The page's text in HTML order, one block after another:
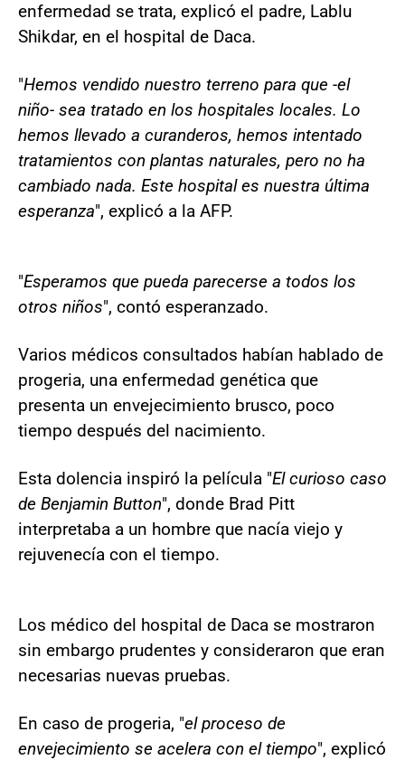
enfermedad se trata, explicó el padre, Lablu
Shikdar, en el hospital de Daca.
"Hemos vendido nuestro terreno para que -el
niño- sea tratado en los hospitales locales. Lo
hemos llevado a curanderos, hemos intentado
tratamientos con plantas naturales, pero no ha
cambiado nada. Este hospital es nuestra última
esperanza", explicó a la AFP.
"Esperamos que pueda parecerse a todos los
otros niños", contó esperanzado.
Varios médicos consultados habían hablado de
progeria, una enfermedad genética que
presenta un envejecimiento brusco, poco
tiempo después del nacimiento.
Esta dolencia inspiró la película "El curioso caso
de Benjamin Button", donde Brad Pitt
interpretaba a un hombre que nacía viejo y
rejuvenecía con el tiempo.
Los médico del hospital de Daca se mostraron
sin embargo prudentes y consideraron que eran
necesarias nuevas pruebas.
En caso de progeria, "el proceso de
envejecimiento se acelera con el tiempo", explicó